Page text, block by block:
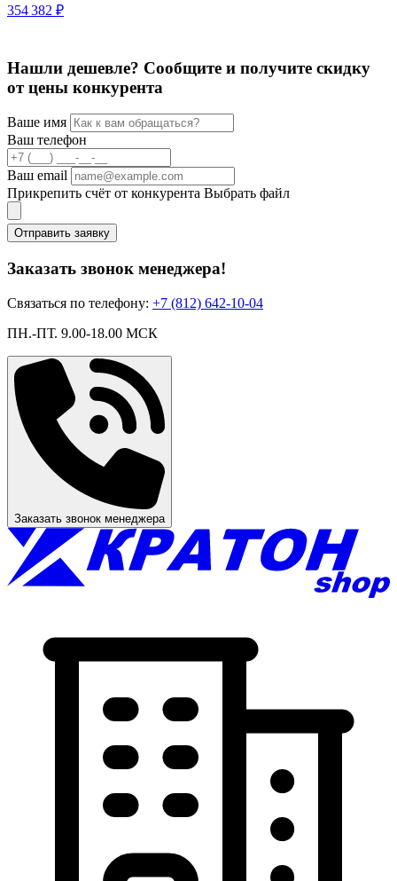
354 382 ₽
Нашли дешевле? Сообщите и получите скидку
от цены конкурента
Ваше имя
Ваш телефон
Ваш email
Прикрепить счёт от конкурента Выбрать файл
Отправить заявку
Заказать звонок менеджера!
Связаться по телефону: +7 (812) 642-10-04
ПН.-ПТ. 9.00-18.00 МСК
Заказать звонок менеджера